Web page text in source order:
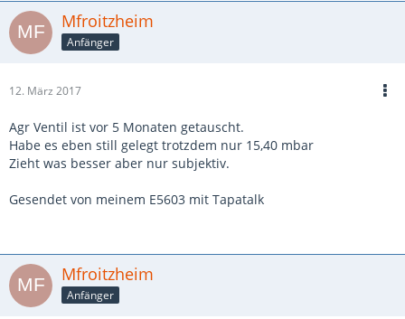
Mfroitzheim
Anfänger
12. März 2017
Agr Ventil ist vor 5 Monaten getauscht.
Habe es eben still gelegt trotzdem nur 15,40 mbar
Zieht was besser aber nur subjektiv.
Gesendet von meinem E5603 mit Tapatalk
Mfroitzheim
Anfänger